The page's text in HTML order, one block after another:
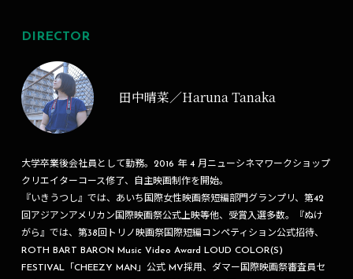
DIRECTOR
田中晴菜／Haruna Tanaka
大学卒業後会社員として勤務。2016 年 4 月ニューシネマワークショップ
クリエイターコース修了、自主映画制作を開始。
『いきうつし』では、あいち国際女性映画祭短編部門グランプリ、第42
回アジアンアメリカン国際映画祭公式上映等他、受賞入選多数。『ぬけ
がら』では、第38回トリノ映画祭国際短編コンペティション公式招待、
ROTH BART BARON Music Video Award LOUD COLOR(S)
FESTIVAL「CHEEZY MAN」公式 MV採用、ダマー国際映画祭審査員セ